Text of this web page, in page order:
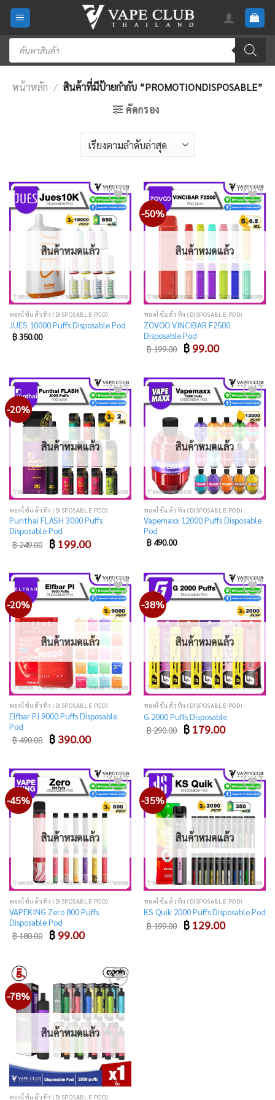
Skip
content
Products
search
หน้าหลัก / สินค้าที่มีป้ายกำกับ “PROMOTIONDISPOSABLE”
คัดกรอง
Add
to
wishlist
สินค้าหมดแล้ว
พอตใช้แล้วทิ้ง (DISPOSABLE POD)
JUES 10000 Puffs Disposable Pod
฿350.00
-50%
Add
to
wishlist
สินค้าหมดแล้ว
พอตใช้แล้วทิ้ง (DISPOSABLE POD)
ZOVOO VINCIBAR F2500
Disposable Pod
฿199.00 Original
price
฿ 99.00Current
price
-20%
Add
to
wishlist
สินค้าหมดแล้ว
พอตใช้แล้วทิ้ง (DISPOSABLE POD)
Punthai FLASH 3000 Puffs
Disposable Pod
฿249.00 Original
price
฿ 199.00Current
price
Add
to
wishlist
สินค้าหมดแล้ว
พอตใช้แล้วทิ้ง (DISPOSABLE POD)
Vapemaxx 12000 Puffs Disposable
Pod
฿490.00
-20%
Add
to
wishlist
สินค้าหมดแล้ว
พอตใช้แล้วทิ้ง (DISPOSABLE POD)
Elfbar PI 9000 Puffs Disposable
Pod
฿490.00 Original
price
฿ 390.00Current
price
-38%
Add
to
wishlist
สินค้าหมดแล้ว
พอตใช้แล้วทิ้ง (DISPOSABLE POD)
G 2000 Puffs Disposable
฿290.00 Original
price
฿ 179.00Current
price
-45%
Add
to
wishlist
สินค้าหมดแล้ว
พอตใช้แล้วทิ้ง (DISPOSABLE POD)
VAPEKING Zero 800 Puffs
Disposable Pod
฿180.00 Original
price
฿ 99.00Current
price
-35%
Add
to
wishlist
สินค้าหมดแล้ว
พอตใช้แล้วทิ้ง (DISPOSABLE POD)
KS Quik 2000 Puffs Disposable Pod
฿199.00 Original
price
฿ 129.00Current
price
-78%
Add
to
wishlist
สินค้าหมดแล้ว
พอตใช้แล้วทิ้ง (DISPOSABLE POD)